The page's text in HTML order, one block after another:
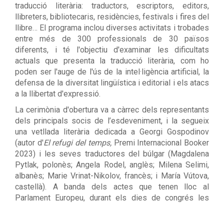
traducció literària: traductors, escriptors, editors,
llibreters, bibliotecaris, residències, festivals i fires del
llibre… El programa inclou diverses activitats i trobades
entre més de 300 professionals de 30 països
diferents, i té l'objectiu d'examinar les dificultats
actuals que presenta la traducció literària, com ho
poden ser l'auge de l'ús de la intel·ligència artificial, la
defensa de la diversitat lingüística i editorial i els atacs
a la llibertat d'expressió.
La cerimònia d'obertura va a càrrec dels representants
dels principals socis de l’esdeveniment, i la segueix
una vetllada literària dedicada a Georgi Gospodinov
(autor d'El refugi del temps, Premi Internacional Booker
2023) i les seves traductores del búlgar (Magdalena
Pytlak, polonès; Angela Rodel, anglès; Milena Selimi,
albanès; Marie Vrinat-Nikolov, francès; i María Vútova,
castellà). A banda dels actes que tenen lloc al
Parlament Europeu, durant els dies de congrés les